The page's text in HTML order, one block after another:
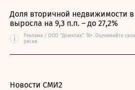
Доля вторичной недвижимости в
выросла на 9,3 п.п. – до 27,2%
i
Реклама / ООО "Домклик". 16+. Оценивайте
риски
Новости СМИ2